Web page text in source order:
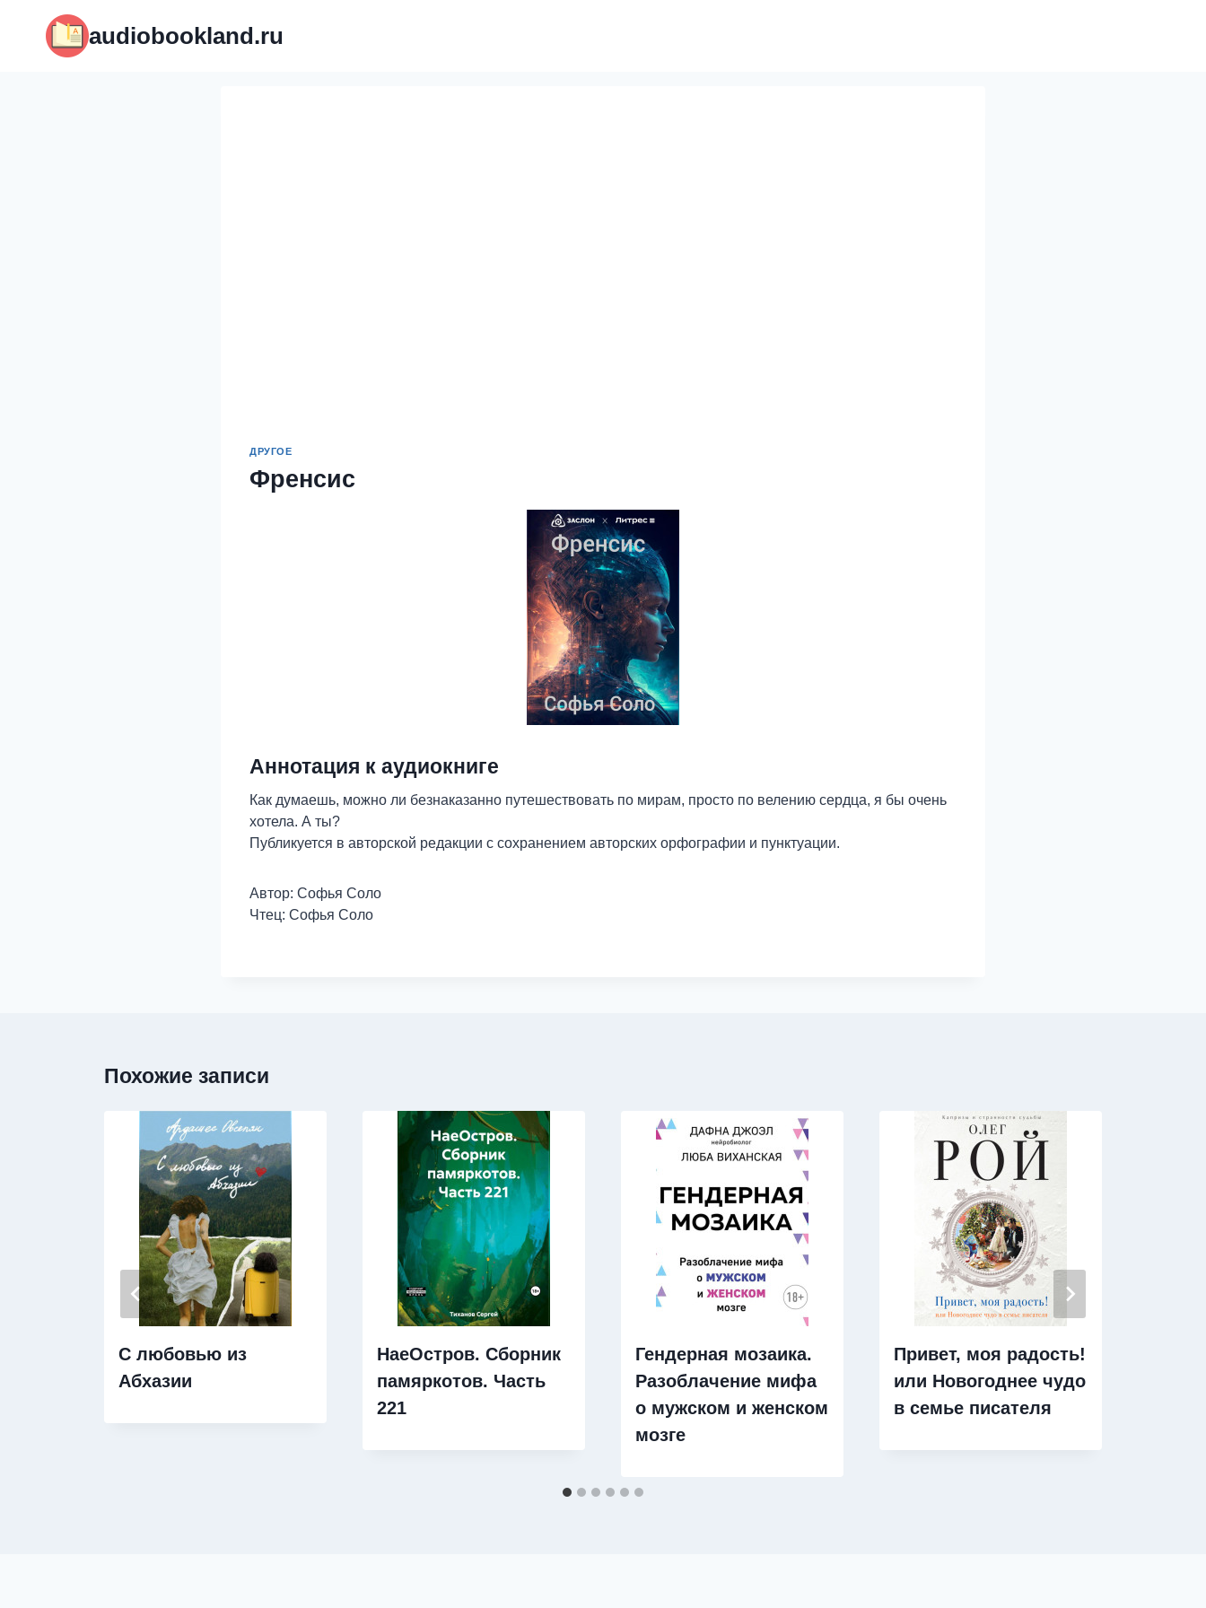
содержимому
audiobookland.ru
ДРУГОЕ
Френсис
Аннотация к аудиокниге
Как думаешь, можно ли безнаказанно путешествовать по мирам, просто по велению сердца, я бы очень
хотела. А ты?
Публикуется в авторской редакции с сохранением авторских орфографии и пунктуации.
Автор: Софья Соло
Чтец: Софья Соло
Похожие записи
С любовью из
Абхазии
НаеОстров. Сборник
памяркотов. Часть
221
Гендерная мозаика.
Разоблачение мифа
о мужском и женском
мозге
Привет, моя радость!
или Новогоднее чудо
в семье писателя